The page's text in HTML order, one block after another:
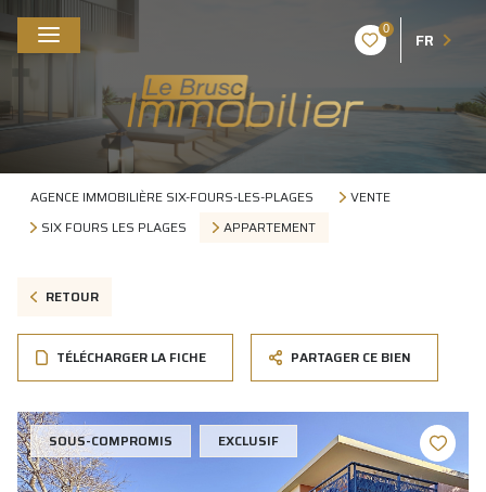
0 FR
AGENCE IMMOBILIÈRE SIX-FOURS-LES-PLAGES
VENTE
SIX FOURS LES PLAGES
APPARTEMENT
RETOUR
TÉLÉCHARGER LA FICHE PARTAGER CE BIEN
SOUS-COMPROMIS EXCLUSIF